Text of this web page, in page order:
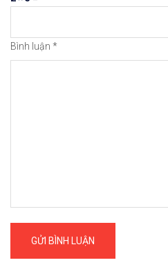
Bình luận *